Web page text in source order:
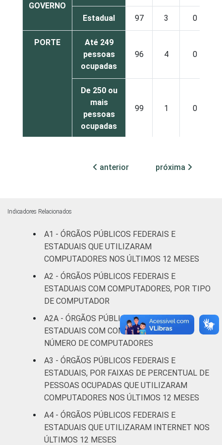
GOVERNO
Estadual 97 3 0
PORTE
Até 249
pessoas
ocupadas
96 4 0
De 250 ou
mais
pessoas
ocupadas
99 1 0
declarado
Sociedade da Informação (Cetic.br),
informação e comunicação no setor público
brasileiro - TIC Governo Eletrônico 2017
anterior próxima
Indicadores Relacionados
A1 - ÓRGÃOS PÚBLICOS FEDERAIS E
ESTADUAIS QUE UTILIZARAM
COMPUTADORES NOS ÚLTIMOS 12 MESES
A2 - ÓRGÃOS PÚBLICOS FEDERAIS E
ESTADUAIS COM COMPUTADORES, POR TIPO
DE COMPUTADOR
A2A - ÓRGÃOS PÚBLICOS FEDERAIS E
ESTADUAIS COM COMPUTADOR, POR
NÚMERO DE COMPUTADORES
A3 - ÓRGÃOS PÚBLICOS FEDERAIS E
ESTADUAIS, POR FAIXAS DE PERCENTUAL DE
PESSOAS OCUPADAS QUE UTILIZARAM
COMPUTADORES NOS ÚLTIMOS 12 MESES
A4 - ÓRGÃOS PÚBLICOS FEDERAIS E
ESTADUAIS QUE UTILIZARAM INTERNET NOS
ÚLTIMOS 12 MESES